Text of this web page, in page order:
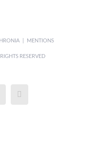
|
MENTIONS
RESERVED